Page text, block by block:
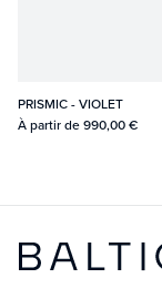
PRISMIC - VIOLET
À partir de990,00 €